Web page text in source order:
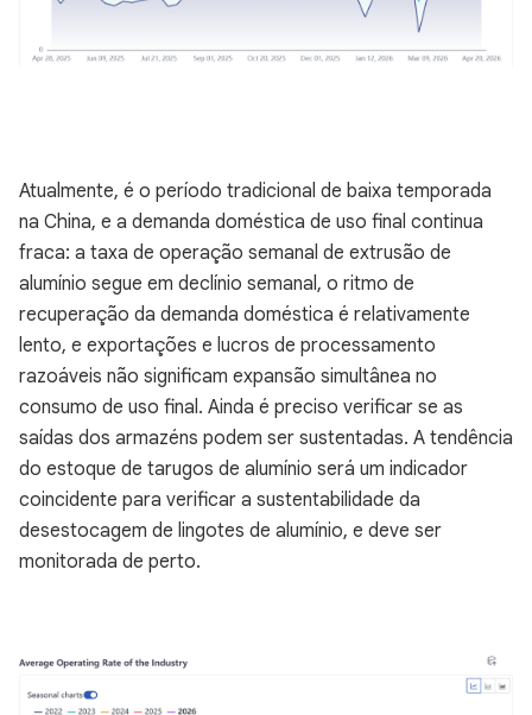
Atualmente, é o período tradicional de baixa temporada
na China, e a demanda doméstica de uso final continua
fraca: a taxa de operação semanal de extrusão de
alumínio segue em declínio semanal, o ritmo de
recuperação da demanda doméstica é relativamente
lento, e exportações e lucros de processamento
razoáveis não significam expansão simultânea no
consumo de uso final. Ainda é preciso verificar se as
saídas dos armazéns podem ser sustentadas. A tendência
do estoque de tarugos de alumínio será um indicador
coincidente para verificar a sustentabilidade da
desestocagem de lingotes de alumínio, e deve ser
monitorada de perto.